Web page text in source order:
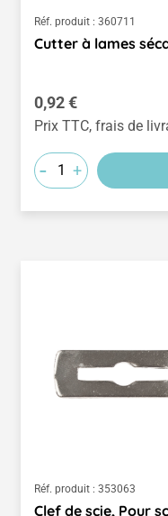
Réf. produit : 360711
Cutter à lames
Prix régulier :
0,92 €
Prix TTC, frais de
- +
Réf. produit : 353063
Clef de scie, Pour